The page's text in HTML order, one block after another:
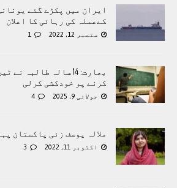
ایران میں پکڑے گئے
کےعملہ کی رہائی کا اعلان
ستمبر 12, 2022 1
بھارت: 14 سالہ طالبہ
کرنے پر خودکشی کرلی
جولائی 9, 2025 4
ملالہ یوسف زئی پاکستان
اکتوبر 11, 2022 3